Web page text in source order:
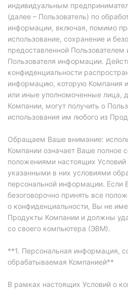
индивидуальным
(далее – Пользователь) по
информации, включая, помимо
использование, сохранение и
предоставленной Пользователем
Пользователя информации.
конфиденциальности
информацию, которую Компания
или иные уполномоченные лица,
Компании, могут получить о
использования им любого из
Обращаем Ваше внимание:
Компании означает Ваше полное
положениями настоящих
указанными в них условиями
персональной информации. Если
безоговорочно принять все
о конфиденциальности, Вы не
Продукты Компании и должны
со своего компьютера (ЭВМ).
**1. Персональная информация,
обрабатываемая Компанией**
В рамках настоящих Условий о